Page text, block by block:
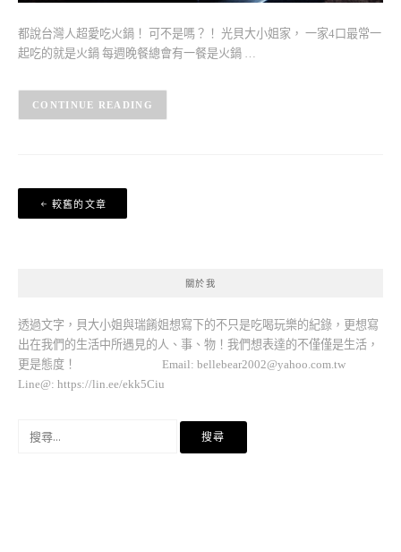
都說台灣人超愛吃火鍋！ 可不是嗎？！ 光貝大小姐家， 一家4口最常一
起吃的就是火鍋 每週晚餐總會有一餐是火鍋 …
CONTINUE READING
文
章
較舊的文章
關於我
透過文字，貝大小姐與瑞餚姐想寫下的不只是吃喝玩樂的紀錄，更想寫
出在我們的生活中所遇見的人、事、物！我們想表達的不僅僅是生活，
更是態度！ Email: bellebear2002@yahoo.com.tw
Line@: https://lin.ee/ekk5Ciu